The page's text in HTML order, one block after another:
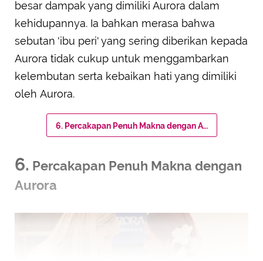
besar dampak yang dimiliki Aurora dalam
kehidupannya. Ia bahkan merasa bahwa
sebutan 'ibu peri' yang sering diberikan kepada
Aurora tidak cukup untuk menggambarkan
kelembutan serta kebaikan hati yang dimiliki
oleh Aurora.
6. Percakapan Penuh Makna dengan Aurora
6. Percakapan Penuh Makna dengan
Aurora